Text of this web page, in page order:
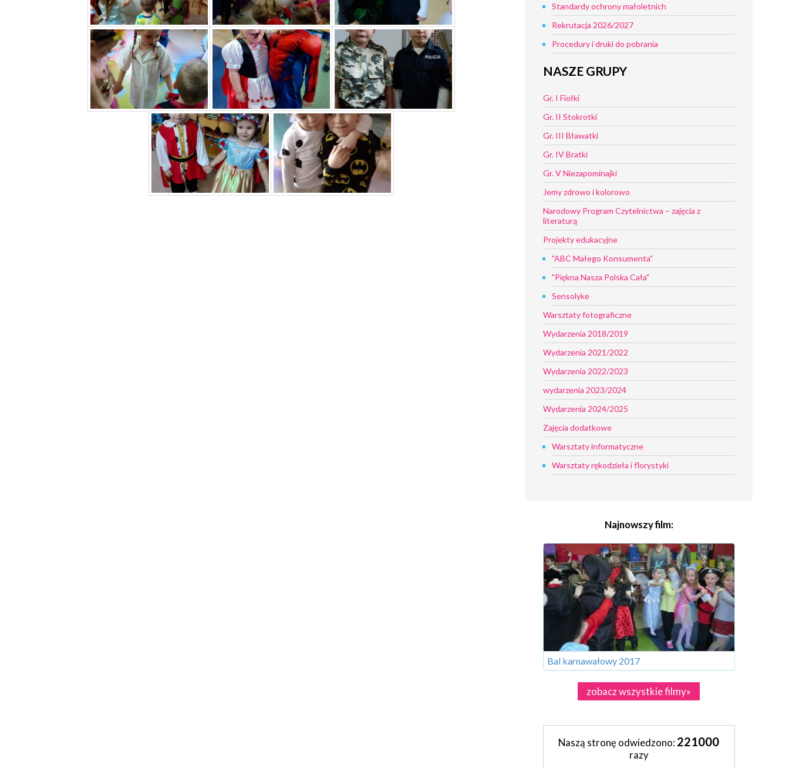
Standardy ochrony małoletnich
Rekrutacja 2026/2027
Procedury i druki do pobrania
NASZE GRUPY
Gr. I Fiołki
Gr. II Stokrotki
Gr. III Bławatki
Gr. IV Bratki
Gr. V Niezapominajki
Jemy zdrowo i kolorowo
Narodowy Program Czytelnictwa – zajęcia z
literaturą
Projekty edukacyjne
"ABC Małego Konsumenta"
"Piękna Nasza Polska Cała"
Sensolyke
Warsztaty fotograficzne
Wydarzenia 2018/2019
Wydarzenia 2021/2022
Wydarzenia 2022/2023
wydarzenia 2023/2024
Wydarzenia 2024/2025
Zajęcia dodatkowe
Warsztaty informatyczne
Warsztaty rękodzieła i florystyki
Najnowszy film:
Bal karnawałowy 2017
zobacz wszystkie filmy»
Naszą stronę odwiedzono: 221000
razy